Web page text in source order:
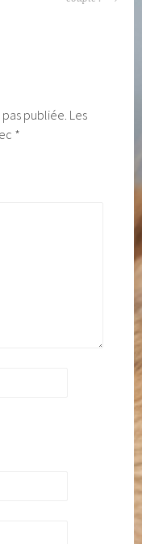
publiée. Les
*